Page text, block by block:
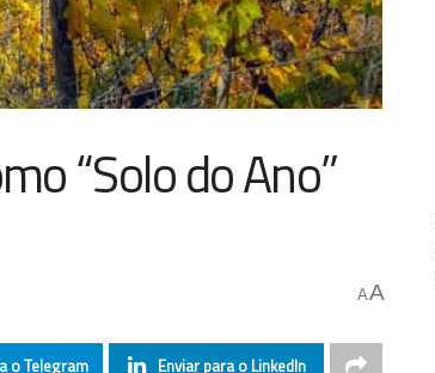
“Solo do Ano”
AA
o Telegram Enviar para o LinkedIn